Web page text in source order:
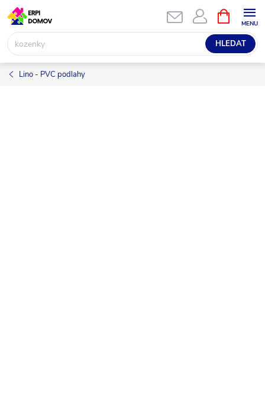
Přejít
na
obsah
HLEDAT
NÁKUPNÍ
KOŠÍK
Lino - PVC podlahy